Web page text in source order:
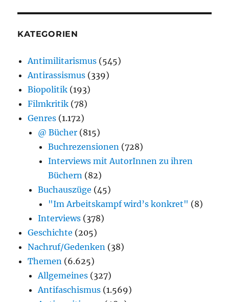
KATEGORIEN
Antimilitarismus (545)
Antirassismus (339)
Biopolitik (193)
Filmkritik (78)
Genres (1.172)
@ Bücher (815)
Buchrezensionen (728)
Interviews mit AutorInnen zu ihren
Büchern (82)
Buchauszüge (45)
"Im Arbeitskampf wird’s konkret" (8)
Interviews (378)
Geschichte (205)
Nachruf/Gedenken (38)
Themen (6.625)
Allgemeines (327)
Antifaschismus (1.569)